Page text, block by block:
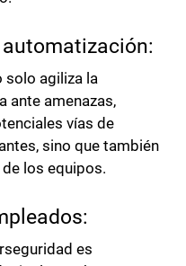
solo agiliza la
ante amenazas,
vías de
sino que también
los equipos.
es